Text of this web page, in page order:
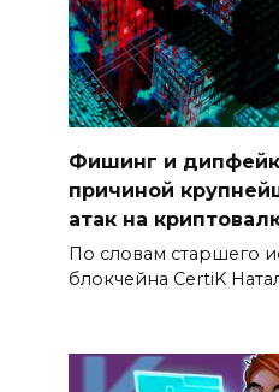
Фишинг и
причиной
атак на
По словам старшего
блокчейна CertiK